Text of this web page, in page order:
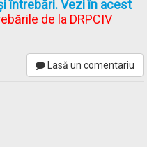
întrebări. Vezi în acest
de la DRPCIV
Lasă un comentariu